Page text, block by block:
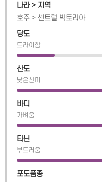
나라 > 지역
호주 > 센트럴 빅토리아
당도
드라이함
산도
낮은산미
바디
가벼움
타닌
부드러움
포도품종